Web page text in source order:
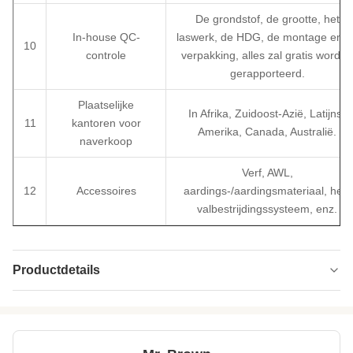
10
In-house QC-
controle
De grondstof, de grootte, het
laswerk, de HDG, de montage en
verpakking, alles zal gratis worden
gerapporteerd.
11
Plaatselijke
kantoren voor
naverkoop
In Afrika, Zuidoost-Azië, Latijns-
Amerika, Canada, Australië.
12 Accessoires
Verf, AWL,
aardings-/aardingsmateriaal, hek,
valbestrijdingssysteem, enz.
Productdetails
Material: GB Q235 of Q355